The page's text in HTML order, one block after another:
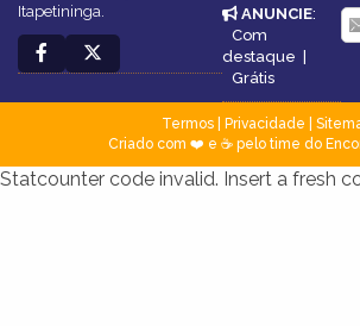
Itapetininga.
ANUNCIE:
Com
destaque |
Grátis
Termos| Privacidade
Criado com ❤️ e ☕ pelo time do
Statcounter code invalid. Insert a fresh